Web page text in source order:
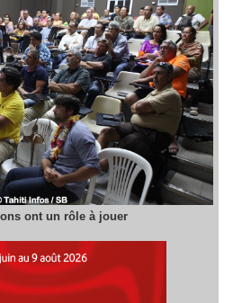
ont un rôle à jouer